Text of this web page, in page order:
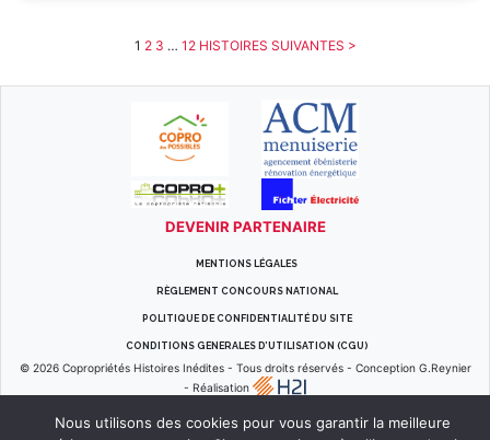
1 2 3 … 12 HISTOIRES SUIVANTES >
DEVENIR PARTENAIRE
MENTIONS LÉGALES
RÈGLEMENT CONCOURS NATIONAL
POLITIQUE DE CONFIDENTIALITÉ DU SITE
CONDITIONS GENERALES D’UTILISATION (CGU)
© 2026 Copropriétés Histoires Inédites - Tous droits réservés - Conception G.Reynier
- Réalisation
Nous utilisons des cookies pour vous garantir la meilleure